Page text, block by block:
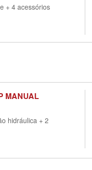
+ 4 acessórios
MANUAL
hidráulica + 2